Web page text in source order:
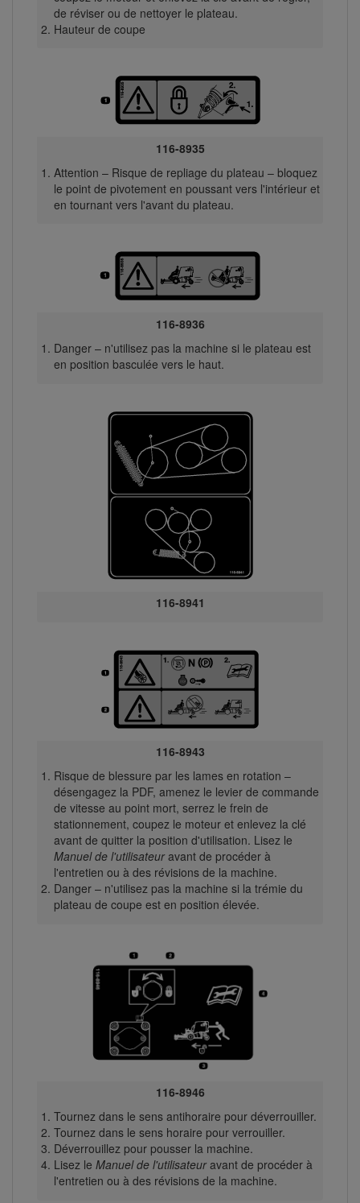
de réviser ou de nettoyer le plateau.
Hauteur de coupe
116-8935
Attention – Risque de repliage du plateau – bloquez
le point de pivotement en poussant vers l'intérieur et
en tournant vers l'avant du plateau.
116-8936
Danger – n'utilisez pas la machine si le plateau est
en position basculée vers le haut.
116-8941
116-8943
Risque de blessure par les lames en rotation –
désengagez la PDF, amenez le levier de commande
de vitesse au point mort, serrez le frein de
stationnement, coupez le moteur et enlevez la clé
avant de quitter la position d'utilisation. Lisez le
Manuel de l'utilisateuravant de procéder à
l'entretien ou à des révisions de la machine.
Danger – n'utilisez pas la machine si la trémie du
plateau de coupe est en position élevée.
116-8946
Tournez dans le sens antihoraire pour déverrouiller.
Tournez dans le sens horaire pour verrouiller.
Déverrouillez pour pousser la machine.
Lisez le Manuel de l'utilisateuravant de procéder à
l'entretien ou à des révisions de la machine.